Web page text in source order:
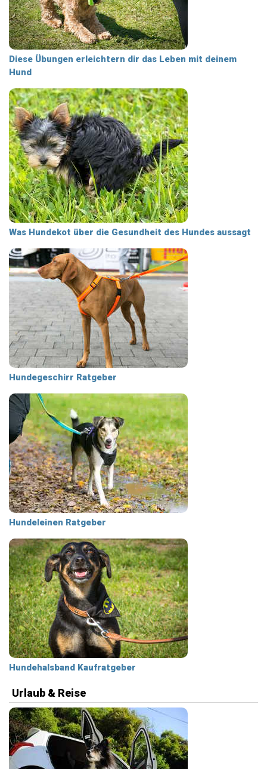
Diese Übungen erleichtern dir das Leben mit deinem
Hund
Was Hundekot über die Gesundheit des Hundes aussagt
Hundegeschirr Ratgeber
Hundeleinen Ratgeber
Hundehalsband Kaufratgeber
Urlaub & Reise